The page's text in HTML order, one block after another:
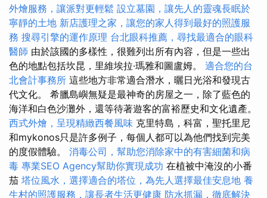
外燴服務，讓派對更輕鬆 設立墓園，讓先人的靈魂長眠於
寧靜的土地 新店護理之家，讓您的家人得到最好的照護服
務 搜尋引擎的運作原理 台北眼科推薦，尋找最適合的眼科
醫師 由於該國的多樣性，很難列出所有內容，但是一些出
色的地點包括坎昆，里維埃拉·瑪雅和圖盧姆。 適合您的台
北會計事務所 這些地方非常適合潛水，曬日光浴和發現古
代文化。 希臘島嶼無疑是最神奇的房屋之一，除了藍色的
海洋和白色沙灘外，還等待著遊客的富裕歷史和文化遺產。
西式外燴，呈現精緻西餐風味 克里特島，科富，聖托里尼
和mykonos只是許多例子，每個人都可以為他們找到完美
的度假體驗。 消毒公司，幫助您消除家中的有害細菌和病
毒 專業SEO Agency幫助你實現成功 在植被中淹沒的小番
茄 塔位風水，選擇適合的塔位，為先人選擇最佳安息地 養
生村的照護服務，讓長者生活更健康 防水抓漏，徹底解決